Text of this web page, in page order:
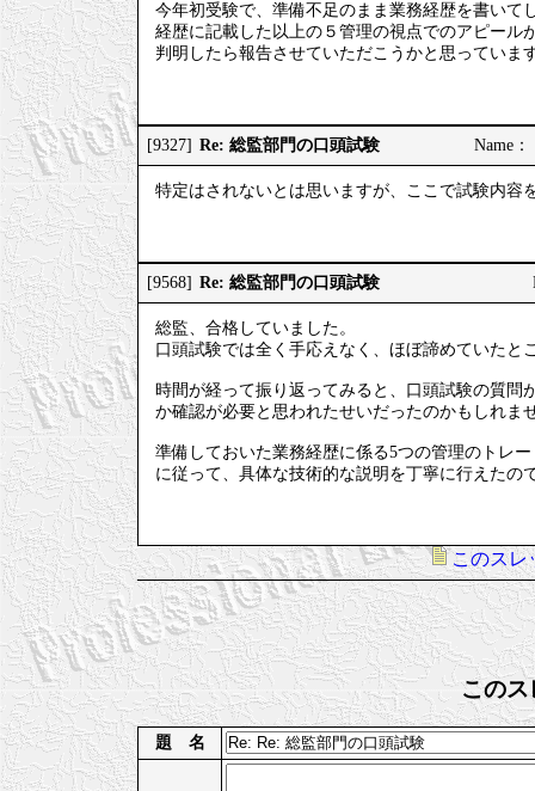
今年初受験で、準備不足のまま業務経歴を書いて
経歴に記載した以上の５管理の視点でのアピール
判明したら報告させていただこうかと思っていま
[9327] Re: 総監部門の口頭試験 Name
特定はされないとは思いますが、ここで試験内容
[9568] Re: 総監部門の口頭試験
総監、合格していました。
口頭試験では全く手応えなく、ほぼ諦めていたと
時間が経って振り返ってみると、口頭試験の質
か確認が必要と思われたせいだったのかもしれま
準備しておいた業務経歴に係る5つの管理のトレ
に従って、具体な技術的な説明を丁寧に行えた
このスレ
このス
題 名